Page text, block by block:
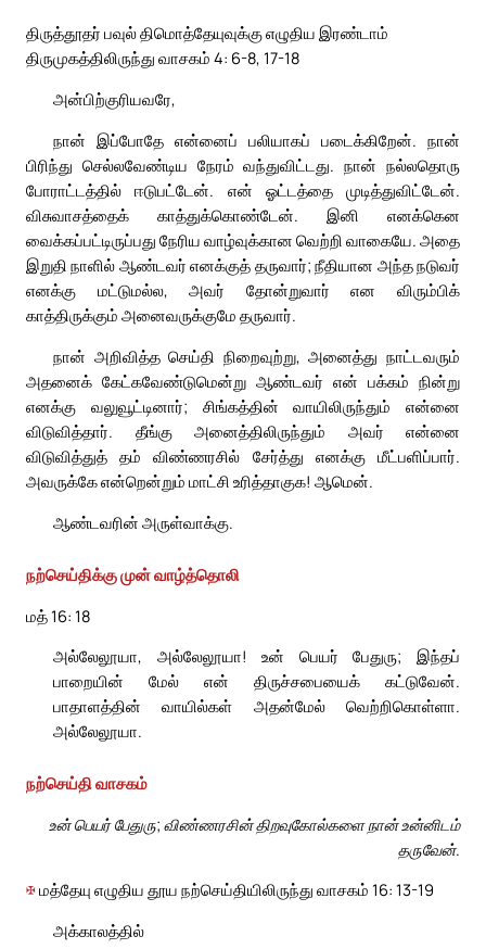
திருத்தூதர் பவுல் திமொத்தேயுவுக்கு எழுதிய இரண்டாம்
திருமுகத்திலிருந்து வாசகம் 4: 6-8, 17-18
அன்பிற்குரியவரே,
நான் இப்போதே என்னைப் பலியாகப் படைக்கிறேன். நான்
பிரிந்து செல்லவேண்டிய நேரம் வந்துவிட்டது. நான் நல்லதொரு
போராட்டத்தில் ஈடுபட்டேன். என் ஓட்டத்தை முடித்துவிட்டேன்.
விசுவாசத்தைக் காத்துக்கொண்டேன். இனி எனக்கென
வைக்கப்பட்டிருப்பது நேரிய வாழ்வுக்கான வெற்றி வாகையே. அதை
இறுதி நாளில் ஆண்டவர் எனக்குத் தருவார்; நீதியான அந்த நடுவர்
எனக்கு மட்டுமல்ல, அவர் தோன்றுவார் என விரும்பிக்
காத்திருக்கும் அனைவருக்குமே தருவார்.
நான் அறிவித்த செய்தி நிறைவுற்று, அனைத்து நாட்டவரும்
அதனைக் கேட்கவேண்டுமென்று ஆண்டவர் என் பக்கம் நின்று
எனக்கு வலுவூட்டினார்; சிங்கத்தின் வாயிலிருந்தும் என்னை
விடுவித்தார். தீங்கு அனைத்திலிருந்தும் அவர் என்னை
விடுவித்துத் தம் விண்ணரசில் சேர்த்து எனக்கு மீட்பளிப்பார்.
அவருக்கே என்றென்றும் மாட்சி உரித்தாகுக! ஆமென்.
ஆண்டவரின் அருள்வாக்கு.
நற்செய்திக்கு முன் வாழ்த்தொலி
மத் 16: 18
அல்லேலூயா, அல்லேலூயா! உன் பெயர் பேதுரு; இந்தப்
பாறையின் மேல் என் திருச்சபையைக் கட்டுவேன்.
பாதாளத்தின் வாயில்கள் அதன்மேல் வெற்றிகொள்ளா.
அல்லேலூயா.
நற்செய்தி வாசகம்
உன் பெயர் பேதுரு; விண்ணரசின் திறவுகோல்களை நான் உன்னிடம்
தருவேன்.
✠மத்தேயு எழுதிய தூய நற்செய்தியிலிருந்து வாசகம் 16: 13-19
அக்காலத்தில்